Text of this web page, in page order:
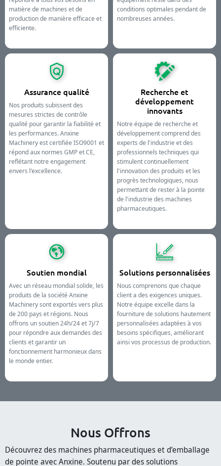
matière de machines et de
production de manière efficace et
efficiente.
conditions optimales pendant de
nombreuses années.
Assurance qualité
Nos produits subissent des
mesures strictes de contrôle
qualité pour garantir la fiabilité et
les performances. Anxine
Machinery est certifiée ISO9001 et
répond aux normes GMP et CE,
reflétant notre engagement
envers l'excellence.
Recherche et
développement
innovants
Notre équipe de recherche et
développement comprend des
experts de l'industrie et des
professionnels techniques qui
stimulent continuellement
l'innovation des produits et les
progrès technologiques, nous
permettant de rester à la pointe
de l'industrie des machines
pharmaceutiques.
Soutien mondial
Avec un réseau mondial solide, les
produits de la société Anxine
Machinery sont exportés vers plus
de 200 pays et régions. Nous
offrons un soutien 24h/24 et 7j/7
pour répondre aux demandes des
clients et garantir un
fonctionnement harmonieux dans
le monde entier.
Solutions personnalisées
Nous comprenons que chaque
client a des exigences uniques.
Notre équipe excelle dans la
fourniture de solutions hautement
personnalisées adaptées à vos
besoins spécifiques, améliorant
ainsi vos processus de production.
Nous Offrons
Découvrez des machines pharmaceutiques et d’emballage
de pointe avec Anxine. Soutenu par des solutions